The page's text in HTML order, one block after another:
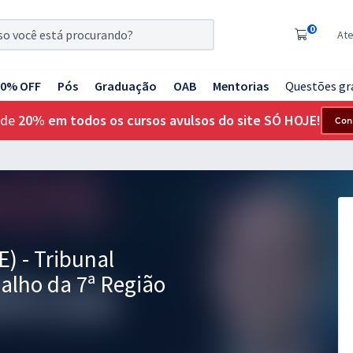
0
OFF Pós Graduação OAB Mentorias Questões
20% em todos os cursos avulsos do site SÓ HOJE!
- Tribunal
da 7ª Região